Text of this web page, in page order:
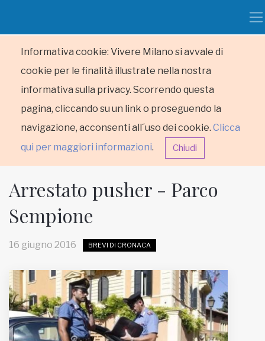
Informativa cookie: Vivere Milano si avvale di
cookie per le finalità illustrate nella nostra
informativa sulla privacy. Scorrendo questa
pagina, cliccando su un link o proseguendo la
navigazione, acconsenti all´uso dei cookie. Clicca
qui per maggiori informazioni. Chiudi
HOME
Inviateci le vostre segnalazioni
Arrestato pusher - Parco
Sempione
16 giugno 2016 BREVI DI CRONACA